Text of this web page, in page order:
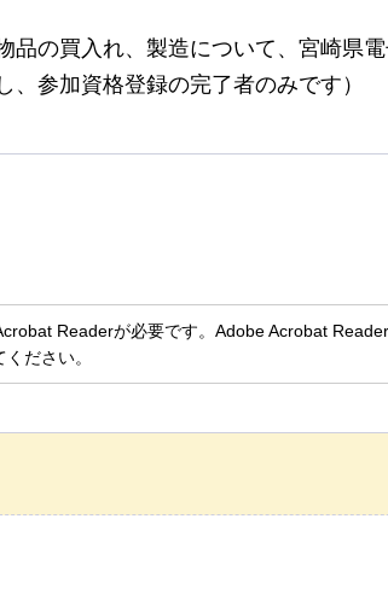
品の買入れ、製造について、宮崎県
参加資格登録の完了者のみです）
Readerが必要です。Adobe Acrobat
ださい。